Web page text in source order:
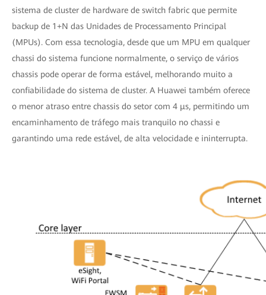
sistema de cluster de hardware de switch fabric que permite
backup de 1+N das Unidades de Processamento Principal
(MPUs). Com essa tecnologia, desde que um MPU em qualquer
chassi do sistema funcione normalmente, o serviço de vários
chassis pode operar de forma estável, melhorando muito a
confiabilidade do sistema de cluster. A Huawei também oferece
o menor atraso entre chassis do setor com 4 μs, permitindo um
encaminhamento de tráfego mais tranquilo no chassi e
garantindo uma rede estável, de alta velocidade e ininterrupta.